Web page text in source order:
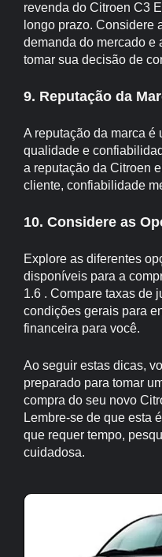
revenda do Citroen C3
longo prazo. Considere
demanda do mercado e
tomar sua decisão de
9. Reputação da
A reputação da marca é
qualidade e
a reputação da Citroen
cliente, confiabilidade
10. Considere as
Explore as diferentes
disponíveis para a
1.6 . Compare taxas de
condições gerais para
financeira para você.
Ao seguir estas dicas,
preparado para tomar
compra do seu novo
Lembre-se de que esta
que requer tempo,
cuidadosa.